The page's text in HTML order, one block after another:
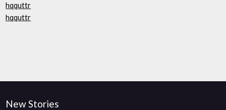
hqquttr
hqquttr
New Stories